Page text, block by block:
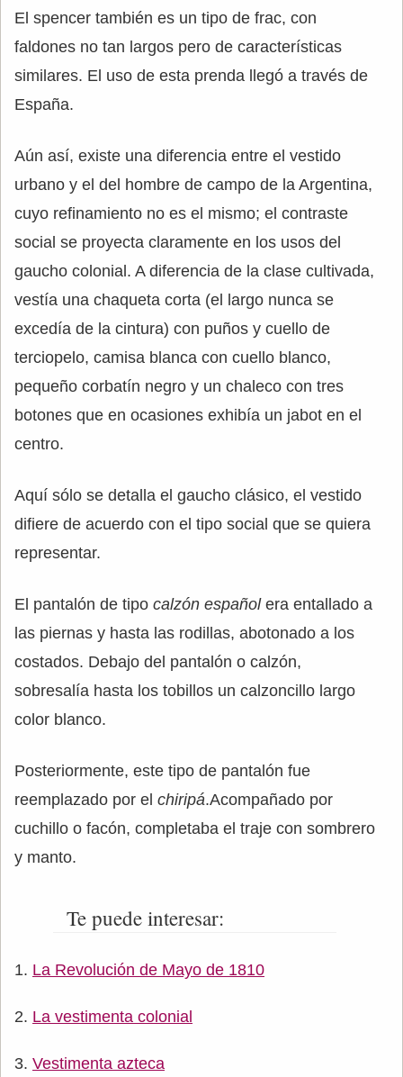
El spencer también es un tipo de frac, con
faldones no tan largos pero de características
similares. El uso de esta prenda llegó a través de
España.
Aún así, existe una diferencia entre el vestido
urbano y el del hombre de campo de la Argentina,
cuyo refinamiento no es el mismo; el contraste
social se proyecta claramente en los usos del
gaucho colonial. A diferencia de la clase cultivada,
vestía una chaqueta corta (el largo nunca se
excedía de la cintura) con puños y cuello de
terciopelo, camisa blanca con cuello blanco,
pequeño corbatín negro y un chaleco con tres
botones que en ocasiones exhibía un jabot en el
centro.
Aquí sólo se detalla el gaucho clásico, el vestido
difiere de acuerdo con el tipo social que se quiera
representar.
El pantalón de tipo calzón español era entallado a
las piernas y hasta las rodillas, abotonado a los
costados. Debajo del pantalón o calzón,
sobresalía hasta los tobillos un calzoncillo largo
color blanco.
Posteriormente, este tipo de pantalón fue
reemplazado por el chiripá.Acompañado por
cuchillo o facón, completaba el traje con sombrero
y manto.
Te puede interesar:
La Revolución de Mayo de 1810
La vestimenta colonial
Vestimenta azteca